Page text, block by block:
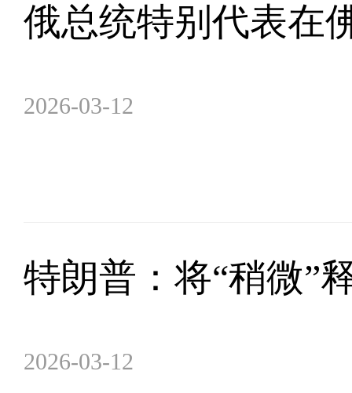
俄总统特别代表在
2026-03-12
特朗普：将“稍微”
2026-03-12